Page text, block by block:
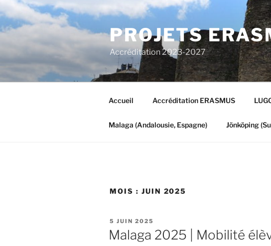
Aller
au
contenu
principal
PROJETS
Accréditation 2023-2027
Accueil Accréditation ERASMUS
Malaga (Andalousie, Espagne) Jönköping
MOIS : JUIN 2025
PUBLIÉ
LE
5 JUIN 2025
Malaga 2025 | Mobilité